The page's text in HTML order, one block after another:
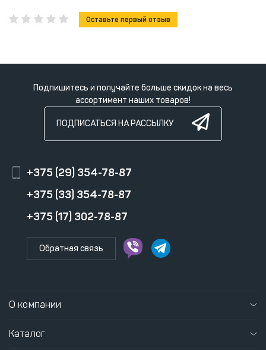
Оставьте первый отзыв
Подпишитесь и получайте больше скидок на весь
ассортимент наших товаров!
ПОДПИСАТЬСЯ НА РАССЫЛКУ
+375 (29) 354-78-87
+375 (33) 354-78-87
+375 (17) 302-78-87
Обратная связь
О компании
Каталог